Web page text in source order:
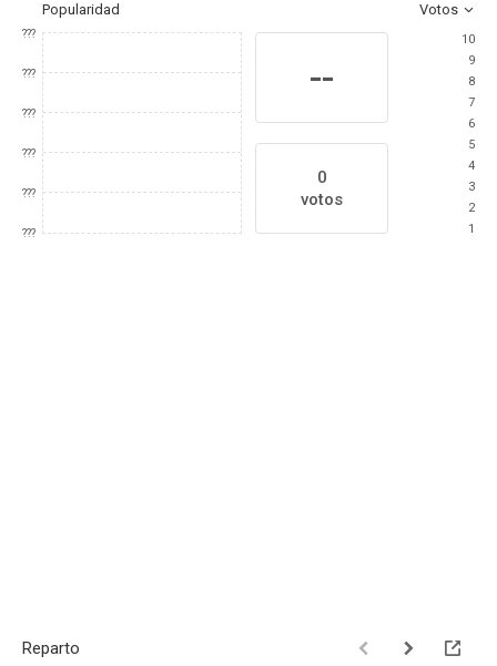
Popularidad Votos
???
???
???
???
???
???
--
0
votos
10
9
8
7
6
5
4
3
2
1
Reparto